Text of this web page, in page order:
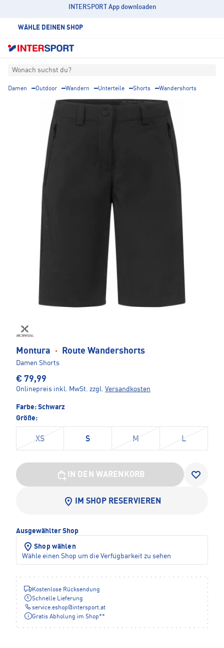
INTERSPORT App downloaden
WÄHLE DEINEN SHOP
Wonach suchst du?
Damen Outdoor Wandern Unterteile Shorts Wandershorts
Montura · Route Wandershorts
Damen Shorts
€ 79,99
Onlinepreis inkl. MwSt. zzgl. Versandkosten
Farbe: Schwarz
Größe:
XS S M L
IN DEN WARENKORB
IM SHOP RESERVIEREN
Ausgewählter Shop
Shop wählen
Wähle einen Shop um die Verfügbarkeit zu sehen
Kostenlose Rücksendung
Schnelle Lieferung
service.eshop@ intersport.at
Gratis Abholung im Shop**